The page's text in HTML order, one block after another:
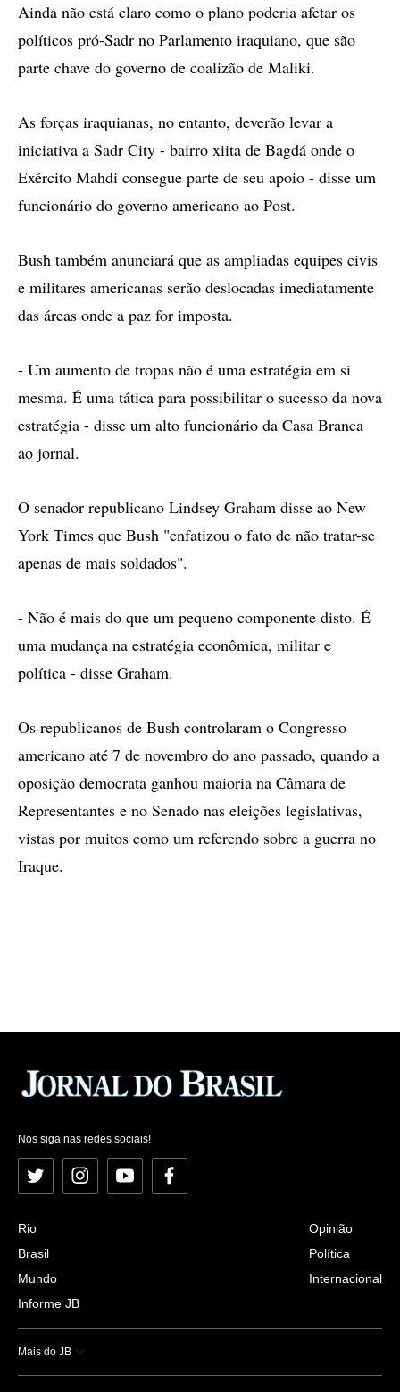
Ainda não está claro como o plano poderia afetar os
políticos pró-Sadr no Parlamento iraquiano, que são
parte chave do governo de coalizão de Maliki.
As forças iraquianas, no entanto, deverão levar a
iniciativa a Sadr City - bairro xiita de Bagdá onde o
Exército Mahdi consegue parte de seu apoio - disse um
funcionário do governo americano ao Post.
Bush também anunciará que as ampliadas equipes civis
e militares americanas serão deslocadas imediatamente
das áreas onde a paz for imposta.
- Um aumento de tropas não é uma estratégia em si
mesma. É uma tática para possibilitar o sucesso da nova
estratégia - disse um alto funcionário da Casa Branca
ao jornal.
O senador republicano Lindsey Graham disse ao New
York Times que Bush "enfatizou o fato de não tratar-se
apenas de mais soldados".
- Não é mais do que um pequeno componente disto. É
uma mudança na estratégia econômica, militar e
política - disse Graham.
Os republicanos de Bush controlaram o Congresso
americano até 7 de novembro do ano passado, quando a
oposição democrata ganhou maioria na Câmara de
Representantes e no Senado nas eleições legislativas,
vistas por muitos como um referendo sobre a guerra no
Iraque.
Nos siga nas redes sociais!
Twitter InstagramYouTubeFacebook
Rio
Brasil
Mundo
Informe JB
Opinião
Política
Internacional
Mais do JB
Esportes